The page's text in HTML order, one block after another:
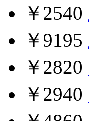
￥2540
￥9195
￥2820
￥2940